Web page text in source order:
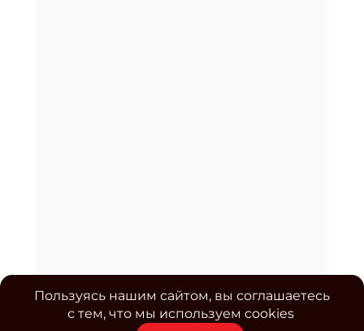
Пользуясь нашим сайтом, вы соглашаетесь
с тем, что мы используем cookies